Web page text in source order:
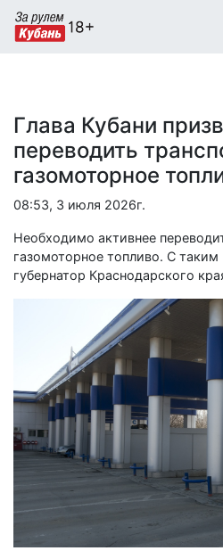
Глава Кубани
переводить
газомоторное
08:53, 3 июля 2026г.
Необходимо активнее
газомоторное топливо. С
губернатор Краснодарского